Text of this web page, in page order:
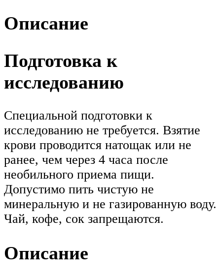
Описание
Подготовка к
исследованию
Специальной подготовки к
исследованию не требуется. Взятие
крови проводится натощак или не
ранее, чем через 4 часа после
необильного приема пищи.
Допустимо пить чистую не
минеральную и не газированную воду.
Чай, кофе, сок запрещаются.
Описание